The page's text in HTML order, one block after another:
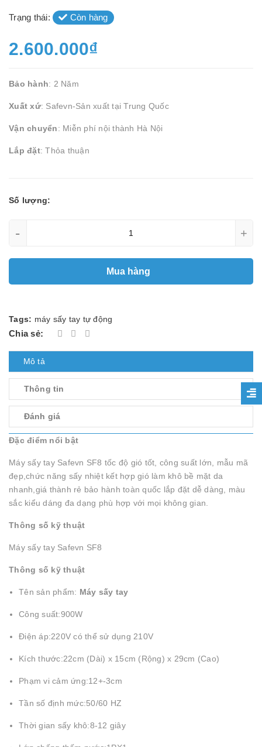
Trạng thái: Còn hàng
2.600.000₫
Bảo hành: 2 Năm
Xuất xứ: Safevn-Sản xuất tại Trung Quốc
Vận chuyển: Miễn phí nội thành Hà Nội
Lắp đặt: Thỏa thuận
Số lượng:
- +
Mua hàng
Tags: máy sấy tay tự động
Chia sẻ:
Mô tả
Thông tin
Đánh giá
Đặc điểm nổi bật
Máy sấy tay Safevn SF8 tốc độ gió tốt, công suất lớn, mẫu mã
đẹp,chức năng sấy nhiệt kết hợp gió làm khô bề mặt da
nhanh,giá thành rẻ bảo hành toàn quốc lắp đặt dễ dàng, màu
sắc kiểu dáng đa dạng phù hợp với mọi không gian.
Thông số kỹ thuật
Máy sấy tay Safevn SF8
Thông số kỹ thuật
Tên sản phẩm: Máy sấy tay
Công suất:900W
Điện áp:220V có thể sử dụng 210V
Kích thước:22cm (Dài) x 15cm (Rộng) x 29cm (Cao)
Phạm vi cảm ứng:12+-3cm
Tần số định mức:50/60 HZ
Thời gian sấy khô:8-12 giây